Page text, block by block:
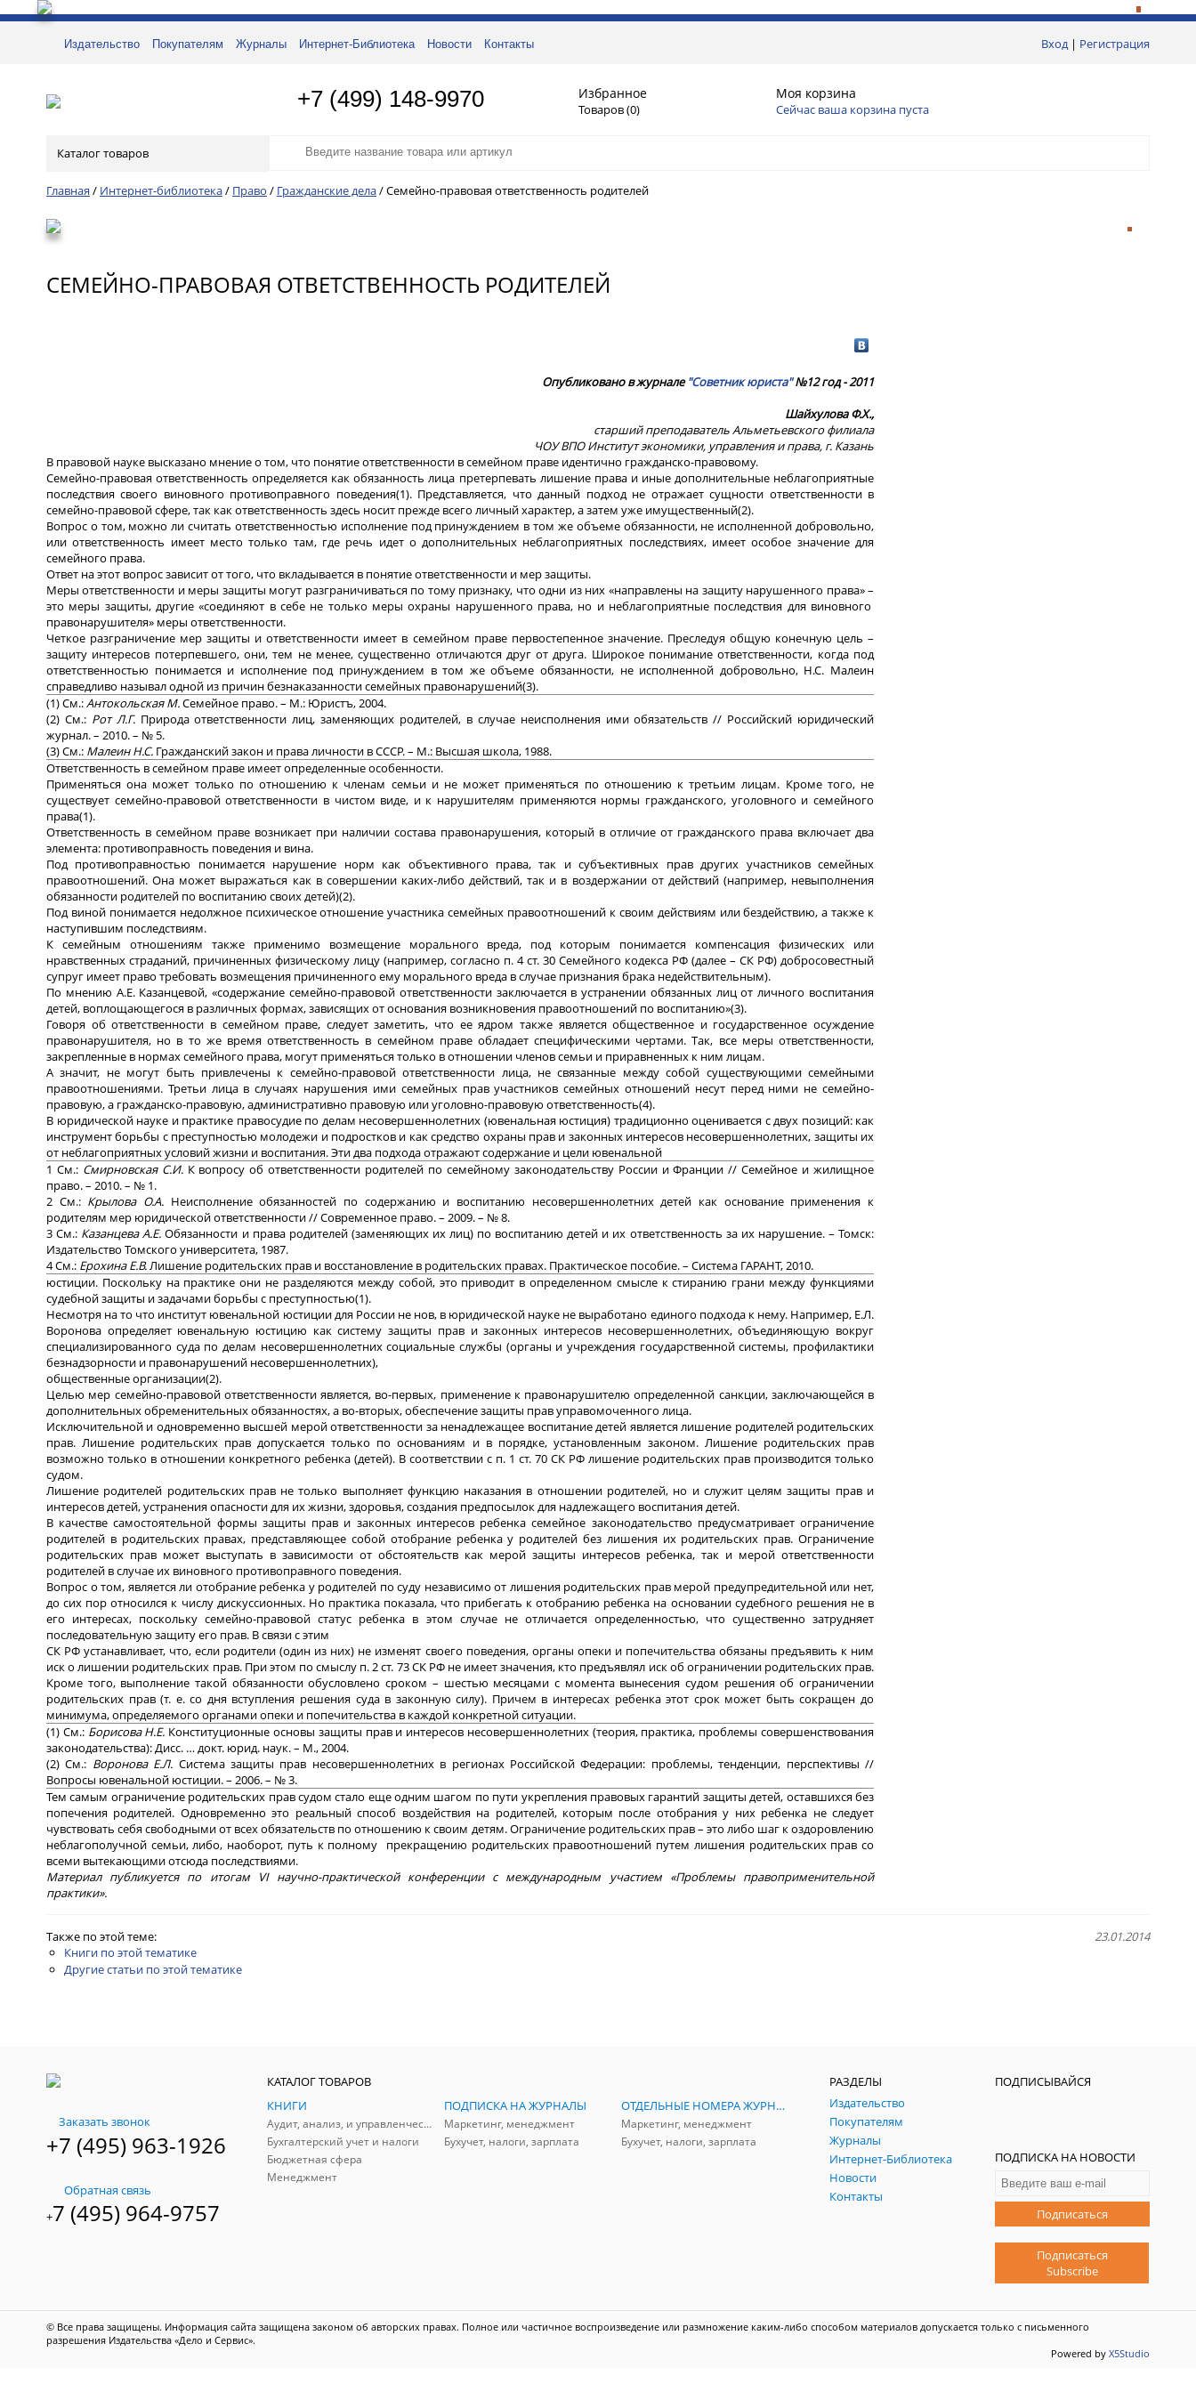
Вход| Регистрация
Издательство Покупателям Журналы Интернет-Библиотека Новости Контакты
+7 (499) 148-9970 Избранное
Товаров (0)
Моя корзина
Сейчас ваша корзина пуста
Каталог товаров
Главная / Интернет-библиотека/ Право / Гражданские дела/Семейно-правовая ответственность родителей
СЕМЕЙНО-ПРАВОВАЯ ОТВЕТСТВЕННОСТЬ РОДИТЕЛЕЙ
Опубликовано в журнале"Советник юриста"№12 год - 2011
Шайхулова Ф.Х.,
старший преподаватель Альметьевского филиала
ЧОУ ВПО Институт экономики, управления и права, г. Казань
В правовой науке высказано мнение о том, что понятие ответственности в семейном праве идентично гражданско-правовому.
Семейно-правовая ответственность определяется как обязанность лица претерпевать лишение права и иные дополнительные неблагоприятные
последствия своего виновного противоправного поведения(1). Представляется, что данный подход не отражает сущности ответственности в
семейно-правовой сфере, так как ответственность здесь носит прежде всего личный характер, а затем уже имущественный(2).
Вопрос о том, можно ли считать ответственностью исполнение под принуждением в том же объеме обязанности, не исполненной добровольно,
или ответственность имеет место только там, где речь идет о дополнительных неблагоприятных последствиях, имеет особое значение для
семейного права.
Ответ на этот вопрос зависит от того, что вкладывается в понятие ответственности и мер защиты.
Меры ответственности и меры защиты могут разграничиваться по тому признаку, что одни из них «направлены на защиту нарушенного права» –
это меры защиты, другие «соединяют в себе не только меры охраны нарушенного права, но и неблагоприятные последствия для виновного
правонарушителя» меры ответственности.
Четкое разграничение мер защиты и ответственности имеет в семейном праве первостепенное значение. Преследуя общую конечную цель –
защиту интересов потерпевшего, они, тем не менее, существенно отличаются друг от друга. Широкое понимание ответственности, когда под
ответственностью понимается и исполнение под принуждением в том же объеме обязанности, не исполненной добровольно, Н.С. Малеин
справедливо называл одной из причин безнаказанности семейных правонарушений(3).
(1) См.:Антокольская М.Семейное право. – М.: Юристъ, 2004.
(2) См.: Рот Л.Г. Природа ответственности лиц, заменяющих родителей, в случае неисполнения ими обязательств // Российский юридический
журнал. – 2010. – № 5.
(3) См.: Малеин Н.С. Гражданский закон и права личности в СССР. – М.: Высшая школа, 1988.
Ответственность в семейном праве имеет определенные особенности.
Применяться она может только по отношению к членам семьи и не может применяться по отношению к третьим лицам. Кроме того, не
существует семейно-правовой ответственности в чистом виде, и к нарушителям применяются нормы гражданского, уголовного и семейного
права(1).
Ответственность в семейном праве возникает при наличии состава правонарушения, который в отличие от гражданского права включает два
элемента: противоправность поведения и вина.
Под противоправностью понимается нарушение норм как объективного права, так и субъективных прав других участников семейных
правоотношений. Она может выражаться как в совершении каких-либо действий, так и в воздержании от действий (например, невыполнения
обязанности родителей по воспитанию своих детей)(2).
Под виной понимается недолжное психическое отношение участника семейных правоотношений к своим действиям или бездействию, а также к
наступившим последствиям.
К семейным отношениям также применимо возмещение морального вреда, под которым понимается компенсация физических или
нравственных страданий, причиненных физическому лицу (например, согласно п. 4 ст. 30 Семейного кодекса РФ (далее – СК РФ) добросовестный
супруг имеет право требовать возмещения причиненного ему морального вреда в случае признания брака недействительным).
По мнению А.Е. Казанцевой, «содержание семейно-правовой ответственности заключается в устранении обязанных лиц от личного воспитания
детей, воплощающегося в различных формах, зависящих от основания возникновения правоотношений по воспитанию»(3).
Говоря об ответственности в семейном праве, следует заметить, что ее ядром также является общественное и государственное осуждение
правонарушителя, но в то же время ответственность в семейном праве обладает специфическими чертами. Так, все меры ответственности,
закрепленные в нормах семейного права, могут применяться только в отношении членов семьи и приравненных к ним лицам.
А значит, не могут быть привлечены к семейно-правовой ответственности лица, не связанные между собой существующими семейными
правоотношениями. Третьи лица в случаях нарушения ими семейных прав участников семейных отношений несут перед ними не семейно-
правовую, а гражданско-правовую, административно правовую или уголовно-правовую ответственность(4).
В юридической науке и практике правосудие по делам несовершеннолетних (ювенальная юстиция) традиционно оценивается с двух позиций: как
инструмент борьбы с преступностью молодежи и подростков и как средство охраны прав и законных интересов несовершеннолетних, защиты их
от неблагоприятных условий жизни и воспитания. Эти два подхода отражают содержание и цели ювенальной
1 См.: Смирновская С.И. К вопросу об ответственности родителей по семейному законодательству России и Франции // Семейное и жилищное
право. – 2010. – № 1.
2 См.: Крылова О.А. Неисполнение обязанностей по содержанию и воспитанию несовершеннолетних детей как основание применения к
родителям мер юридической ответственности // Современное право. – 2009. – № 8.
3 См.: Казанцева А.Е.Обязанности и права родителей (заменяющих их лиц) по воспитанию детей и их ответственность за их нарушение. – Томск:
Издательство Томского университета, 1987.
4 См.: Ерохина Е.В. Лишение родительских прав и восстановление в родительских правах. Практическое пособие. – Система ГАРАНТ, 2010.
юстиции. Поскольку на практике они не разделяются между собой, это приводит в определенном смысле к стиранию грани между функциями
судебной защиты и задачами борьбы с преступностью(1).
Несмотря на то что институт ювенальной юстиции для России не нов, в юридической науке не выработано единого подхода к нему. Например, Е.Л.
Воронова определяет ювенальную юстицию как систему защиты прав и законных интересов несовершеннолетних, объединяющую вокруг
специализированного суда по делам несовершеннолетних социальные службы (органы и учреждения государственной системы, профилактики
безнадзорности и правонарушений несовершеннолетних),
общественные организации(2).
Целью мер семейно-правовой ответственности является, во-первых, применение к правонарушителю определенной санкции, заключающейся в
дополнительных обременительных обязанностях, а во-вторых, обеспечение защиты прав управомоченного лица.
Исключительной и одновременно высшей мерой ответственности за ненадлежащее воспитание детей является лишение родителей родительских
прав. Лишение родительских прав допускается только по основаниям и в порядке, установленным законом. Лишение родительских прав
возможно только в отношении конкретного ребенка (детей). В соответствии с п. 1 ст. 70 СК РФ лишение родительских прав производится только
судом.
Лишение родителей родительских прав не только выполняет функцию наказания в отношении родителей, но и служит целям защиты прав и
интересов детей, устранения опасности для их жизни, здоровья, создания предпосылок для надлежащего воспитания детей.
В качестве самостоятельной формы защиты прав и законных интересов ребенка семейное законодательство предусматривает ограничение
родителей в родительских правах, представляющее собой отобрание ребенка у родителей без лишения их родительских прав. Ограничение
родительских прав может выступать в зависимости от обстоятельств как мерой защиты интересов ребенка, так и мерой ответственности
родителей в случае их виновного противоправного поведения.
Вопрос о том, является ли отобрание ребенка у родителей по суду независимо от лишения родительских прав мерой предупредительной или нет,
до сих пор относился к числу дискуссионных. Но практика показала, что прибегать к отобранию ребенка на основании судебного решения не в
его интересах, поскольку семейно-правовой статус ребенка в этом случае не отличается определенностью, что существенно затрудняет
последовательную защиту его прав. В связи с этим
СК РФ устанавливает, что, если родители (один из них) не изменят своего поведения, органы опеки и попечительства обязаны предъявить к ним
иск о лишении родительских прав. При этом по смыслу п. 2 ст. 73 СК РФ не имеет значения, кто предъявлял иск об ограничении родительских прав.
Кроме того, выполнение такой обязанности обусловлено сроком – шестью месяцами с момента вынесения судом решения об ограничении
родительских прав (т. е. со дня вступления решения суда в законную силу). Причем в интересах ребенка этот срок может быть сокращен до
минимума, определяемого органами опеки и попечительства в каждой конкретной ситуации.
(1) См.: Борисова Н.Е. Конституционные основы защиты прав и интересов несовершеннолетних (теория, практика, проблемы совершенствования
законодательства): Дисс. … докт. юрид. наук. – М., 2004.
(2) См.: Воронова Е.Л. Система защиты прав несовершеннолетних в регионах Российской Федерации: проблемы, тенденции, перспективы //
Вопросы ювенальной юстиции. – 2006. – № 3.
Тем самым ограничение родительских прав судом стало еще одним шагом по пути укрепления правовых гарантий защиты детей, оставшихся без
попечения родителей. Одновременно это реальный способ воздействия на родителей, которым после отобрания у них ребенка не следует
чувствовать себя свободными от всех обязательств по отношению к своим детям. Ограничение родительских прав – это либо шаг к оздоровлению
неблагополучной семьи, либо, наоборот, путь к полному прекращению родительских правоотношений путем лишения родительских прав со
всеми вытекающими отсюда последствиями.
Материал публикуется по итогам VI научно-практической конференции с международным участием «Проблемы правоприменительной
практики».
23.01.2014
Также по этой теме:
Книги по этой тематике
Другие статьи по этой тематике
Заказать звонок
+7 (495) 963-1926
Обратная связь
+7 (495) 964-9757
КАТАЛОГ ТОВАРОВ
КНИГИ
Аудит, анализ, и управленческий учет
Бухгалтерский учет и налоги
Бюджетная сфера
Менеджмент
ПОДПИСКА НА ЖУРНАЛЫ
Маркетинг, менеджмент
Бухучет, налоги, зарплата
ОТДЕЛЬНЫЕ НОМЕРА ЖУРНАЛОВ
Маркетинг, менеджмент
Бухучет, налоги, зарплата
РАЗДЕЛЫ
Издательство
Покупателям
Журналы
Интернет-Библиотека
Новости
Контакты
ПОДПИСЫВАЙСЯ
ПОДПИСКА НА НОВОСТИ
Подписаться
Подписаться
Subscribe
© Все права защищены. Информация сайта защищена законом об авторских правах. Полное или частичное воспроизведение или размножение каким-либо способом материалов допускается только с письменного
разрешения Издательства «Дело и Сервис».
Powered by X5Studio